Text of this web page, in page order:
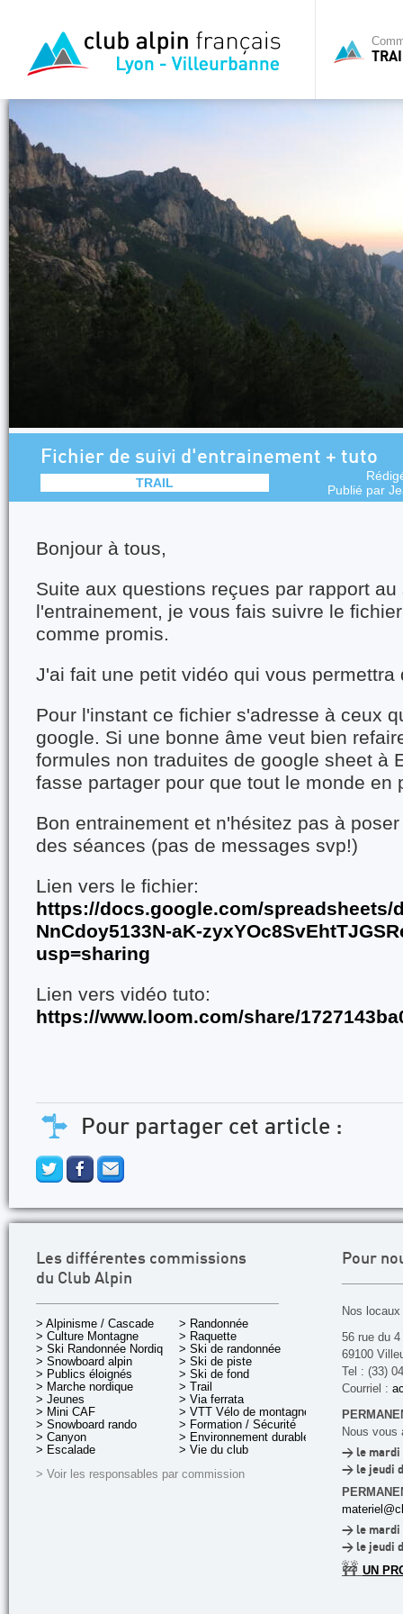
Fichier de suivi d'entrainement + tuto
TRAIL
Publié par
Bonjour à tous,
Suite aux questions reçues par rapport au
l'entrainement, je vous fais suivre le
comme promis.
J'ai fait une petit vidéo qui vous permettra
Pour l'instant ce fichier s'adresse à ceux
google. Si une bonne âme veut bien
formules non traduites de google sheet à
fasse partager pour que tout le monde en
Bon entrainement et n'hésitez pas à
des séances (pas de messages svp!)
Lien vers le fichier:
https://docs.google.com/spreadsheets/
NnCdoy5133N-aK-
usp=sharing
Lien vers vidéo tuto:
https://www.loom.com/share/
Pour partager cet article :
Les différentes commissions
du Club Alpin
> Alpinisme / Cascade
> Culture Montagne
> Ski Randonnée Nordique
> Snowboard alpin
> Publics éloignés
> Marche nordique
> Jeunes
> Mini CAF
> Snowboard rando
> Canyon
> Escalade
> Randonnée
> Raquette
> Ski de randonnée
> Ski de piste
> Ski de fond
> Trail
> Via ferrata
> VTT Vélo de montagne
> Formation / Sécurité
> Environnement durable
> Vie du club
> Voir les responsables par commission
Pour
Nos
56 rue du
69100
Tel : (33)
Courriel :
Nous vous
> le mardi
> le jeudi
> le mardi
> le jeudi
🚧 UN